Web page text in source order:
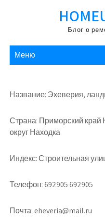
Блог о
Меню
Название: Эхеверия,
Страна: Приморский край
округ Находка
Индекс: Строительная
Телефон: 692905 692905
Почта: eheveria@mail.ru